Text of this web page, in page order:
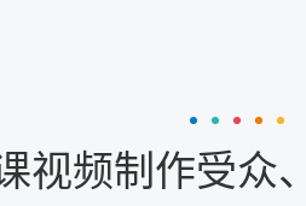
视频制作受众